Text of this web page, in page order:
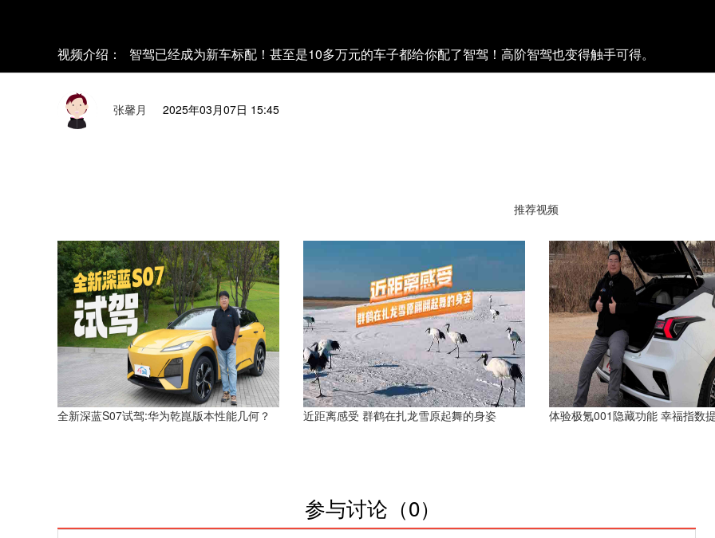
视频介绍： 智驾已经成为新车标配！甚至是10多万元的车子都给你配了智驾！高阶智驾也变得触手可得。
张馨月 2025年03月07日 15:45
推荐视频
全新深蓝S07试驾:华为乾崑版本性能几何？ 近距离感受 群鹤在扎龙雪原起舞的身姿 体验极氪001隐藏功能 幸福指数
参与讨论（0）